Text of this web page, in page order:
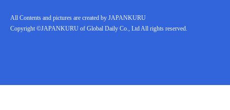
All Contents and pictures are created by JAPANKURU
Copyright ©JAPANKURU of Global Daily Co., Ltd All rights reserved.